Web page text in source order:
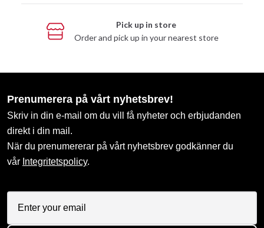
Pick up in store
Order and pick up in your nearest store
Prenumerera på vårt nyhetsbrev!
Skriv in din e-mail om du vill få nyheter och erbjudanden
direkt i din mail.
När du prenumererar på vårt nyhetsbrev godkänner du
vår Integritetspolicy.